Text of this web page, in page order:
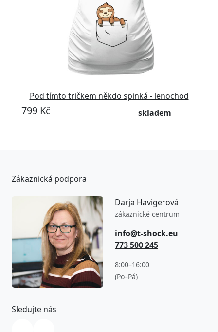
Pod tímto tričkem někdo spinká - lenochod
799 Kč skladem
Zákaznická podpora
Darja Havigerová
zákaznické centrum
info@t-shock.eu
773 500 245
8:00–16:00
(Po–Pá)
Sledujte nás